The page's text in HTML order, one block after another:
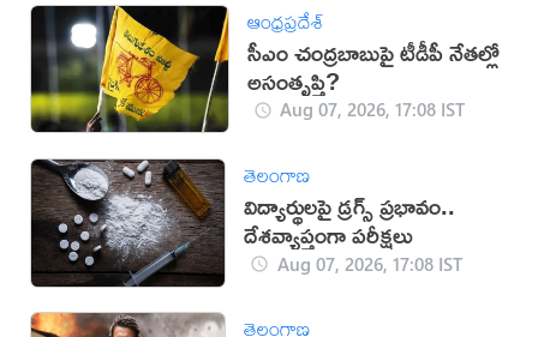
ఆంధ్రప్రదేశ్
సీఎం చంద్రబాబుపై టీడీపీ నేతల్లో
అసంతృప్తి?
Aug 07, 2026, 17:08 IST
తెలంగాణ
విద్యార్థులపై డ్రగ్స్ ప్రభావం..
దేశవ్యాప్తంగా పరీక్షలు
Aug 07, 2026, 17:08 IST
తెలంగాణ